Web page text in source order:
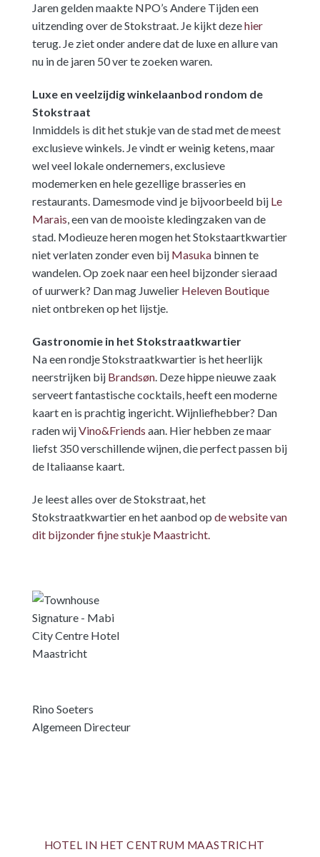
Jaren gelden maakte NPO’s Andere Tijden een
uitzending over de Stokstraat. Je kijkt dezehier
terug. Je ziet onder andere dat de luxe en allure van
nu in de jaren 50 ver te zoeken waren.
Luxe en veelzijdig winkelaanbod rondom de
Stokstraat
Inmiddels is dit het stukje van de stad met de meest
exclusieve winkels. Je vindt er weinig ketens, maar
wel veel lokale ondernemers, exclusieve
modemerken en hele gezellige brasseries en
restaurants. Damesmode vind je bijvoorbeeld bij Le
Marais, een van de mooiste kledingzaken van de
stad. Modieuze heren mogen het Stokstaartkwartier
niet verlaten zonder even bij Masuka binnen te
wandelen. Op zoek naar een heel bijzonder sieraad
of uurwerk? Dan mag Juwelier Heleven Boutique
niet ontbreken op het lijstje.
Gastronomie in het Stokstraatkwartier
Na een rondje Stokstraatkwartier is het heerlijk
neerstrijken bij Brandsøn . Deze hippe nieuwe zaak
serveert fantastische cocktails, heeft een moderne
kaart en is prachtig ingericht. Wijnliefhebber? Dan
raden wijVino&Friends aan. Hier hebben ze maar
liefst 350 verschillende wijnen, die perfect passen bij
de Italiaanse kaart.
Je leest alles over de Stokstraat, het
Stokstraatkwartier en het aanbod op de website van
dit bijzonder fijne stukje Maastricht.
Rino Soeters
Algemeen Directeur
HOTEL IN HET CENTRUM MAASTRICHT